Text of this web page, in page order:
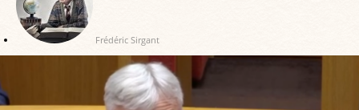
Frédéric Sirgant